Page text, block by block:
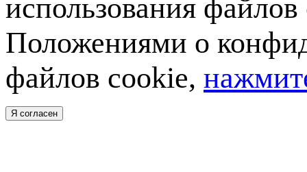
использования
Положениями о
файлов cookie,
Я согласен